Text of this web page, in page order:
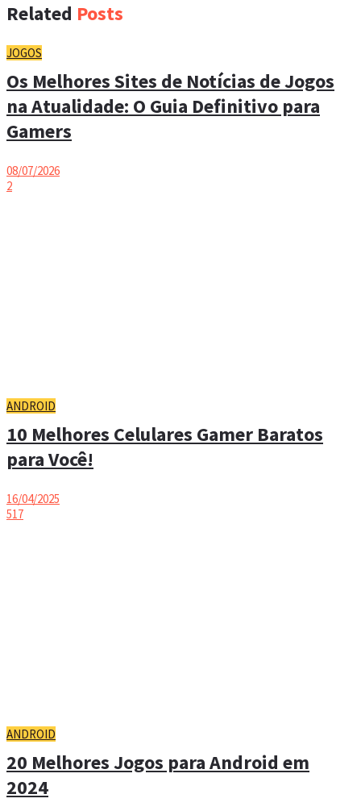
Related Posts
JOGOS
Os Melhores Sites de Notícias de Jogos
na Atualidade: O Guia Definitivo para
Gamers
08/07/2026
2
ANDROID
10 Melhores Celulares Gamer Baratos
para Você!
16/04/2025
517
ANDROID
20 Melhores Jogos para Android em
2024